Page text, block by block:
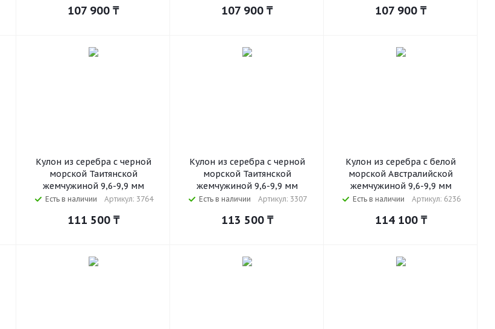
107 900 ₸ 107 900 ₸ 107 900 ₸
Кулон из серебра с черной
морской Таитянской
жемчужиной 9,6-9,9 мм
Есть в наличии Артикул: 3764
111 500₸
Кулон из серебра с черной
морской Таитянской
жемчужиной 9,6-9,9 мм
Есть в наличии Артикул: 3307
113 500₸
Кулон из серебра с белой
морской Австралийской
жемчужиной 9,6-9,9 мм
Есть в наличии Артикул: 6236
114 100₸